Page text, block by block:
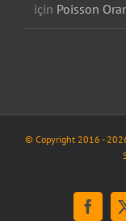
için Poisson
© Copyright 2016 -